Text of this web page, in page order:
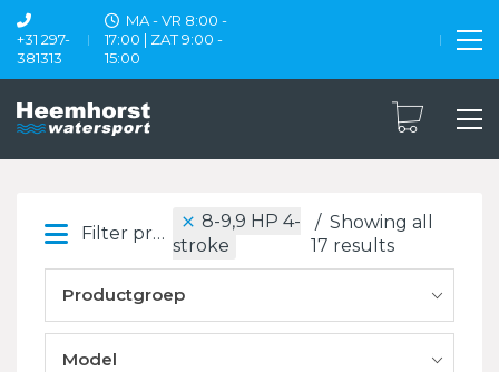
+31 297-
381313
MA - VR 8:00 -
17:00 | ZAT 9:00 -
15:00
Filter products
8-9,9 HP 4-
stroke
Showing all
17 results
Productgroep
Model